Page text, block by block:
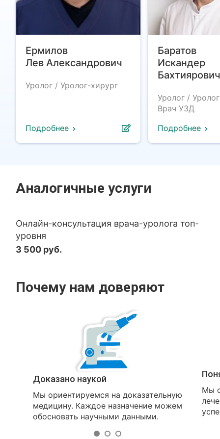
Ермилов
Лев Александрович
Уролог / Уролог-хирург
Подробнее
Баратов
Искандер
Уролог /
Врач УЗД
Подробнее
Аналогичные услуги
Онлайн-консультация врача-уролога топ-
уровня
3 500 руб.
Почему нам доверяют
Доказано наукой
Мы ориентируемся на доказательную
медицину. Каждое назначение можем
обосновать научными данными.
Мы